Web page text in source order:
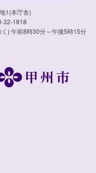
1(本庁舎)
32-1818
) 午前8時30分～午後5時15分